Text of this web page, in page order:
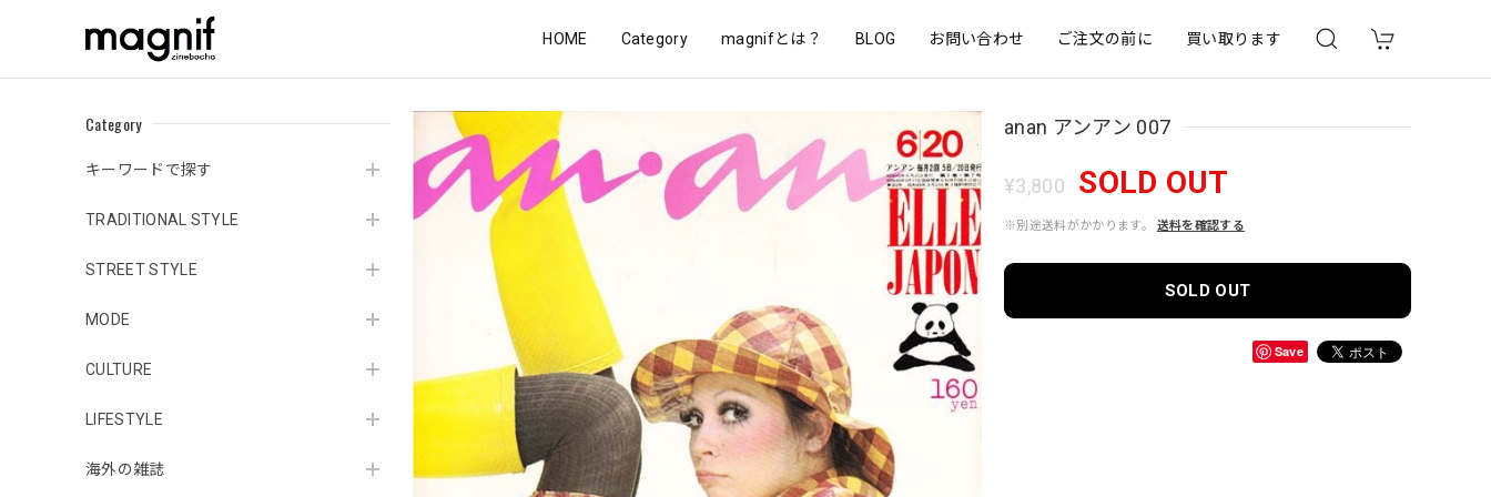
HOME Category magnifとは？ BLOG お問い合わせ ご注文の前に 買い取ります
Category
キーワードで探す
TRADITIONAL STYLE
STREET STYLE
MODE
CULTURE
LIFESTYLE
海外の雑誌
anan アンアン 007
¥3,800 SOLD OUT
※別途送料がかかります。 送料を確認する
SOLD OUT
Save